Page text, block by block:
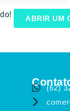
ABRIR UM
(62)